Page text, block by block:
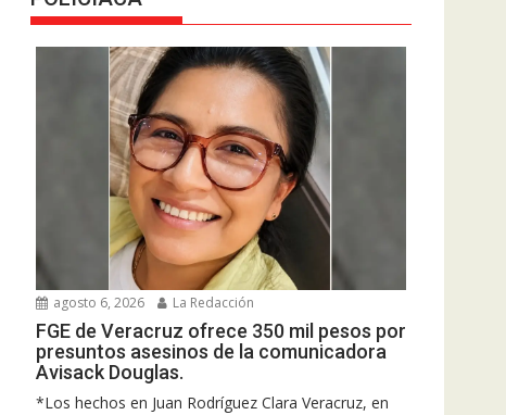
agosto 6, 2026 La Redacción
FGE de Veracruz ofrece 350 mil pesos por
presuntos asesinos de la comunicadora
Avisack Douglas.
*Los hechos en Juan Rodríguez Clara Veracruz, en